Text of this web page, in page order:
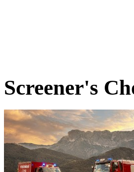
Screener's